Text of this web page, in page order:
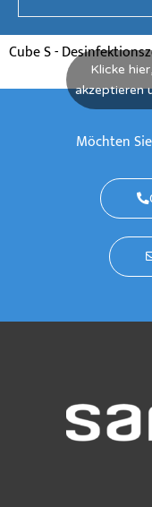
Cube S -
Klicke
akzeptieren
Möchten